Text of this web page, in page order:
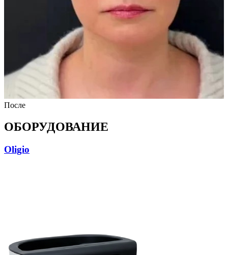
После
ОБОРУДОВАНИЕ
Oligio